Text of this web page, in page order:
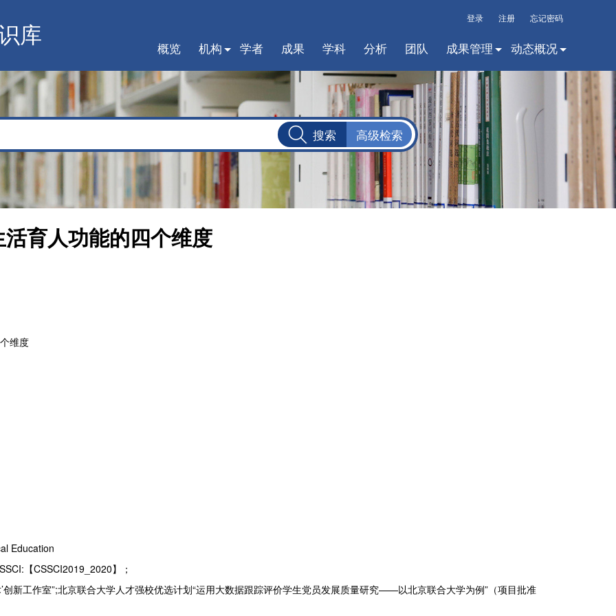
登录 注册 忘记密码
库
概览 机构 学者 成果 学科 分析 团队 成果管理 动态概况
高级检索
活育人功能的四个维度
维度
Education
【CSSCI2019_2020】；
创新工作室”;北京联合大学人才强校优选计划“运用大数据跟踪评价学生党员发展质量研究——以北京联合大学为例”（项目批准